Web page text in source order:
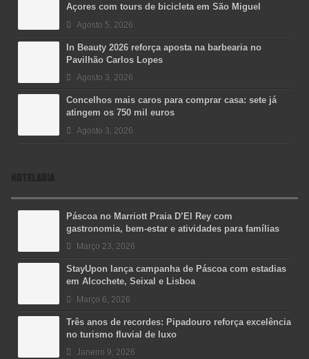
Açores com tours de bicicleta em São Miguel
Agosto 5, 2026
In Beauty 2026 reforça aposta na barbearia no
Pavilhão Carlos Lopes
Agosto 3, 2026
Concelhos mais caros para comprar casa: sete já
atingem os 750 mil euros
Agosto 3, 2026
HOTELARIA
Páscoa no Marriott Praia D’El Rey com
gastronomia, bem-estar e atividades para famílias
Março 23, 2026
StayUpon lança campanha de Páscoa com estadias
em Alcochete, Seixal e Lisboa
Março 6, 2026
Três anos de recordes: Pipadouro reforça excelência
no turismo fluvial de luxo
Janeiro 9, 2026